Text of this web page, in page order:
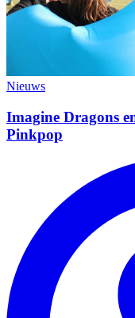
Nieuws
Imagine Dragons
Pinkpop